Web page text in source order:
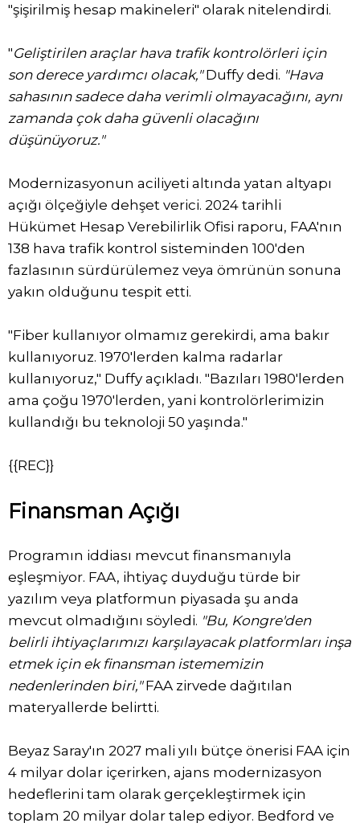
"şişirilmiş hesap makineleri" olarak nitelendirdi.
"Geliştirilen araçlar hava trafik kontrolörleri için
son derece yardımcı olacak,"Duffy dedi. "Hava
sahasının sadece daha verimli olmayacağını, aynı
zamanda çok daha güvenli olacağını
düşünüyoruz."
Modernizasyonun aciliyeti altında yatan altyapı
açığı ölçeğiyle dehşet verici. 2024 tarihli
Hükümet Hesap Verebilirlik Ofisi raporu, FAA'nın
138 hava trafik kontrol sisteminden 100'den
fazlasının sürdürülemez veya ömrünün sonuna
yakın olduğunu tespit etti.
"Fiber kullanıyor olmamız gerekirdi, ama bakır
kullanıyoruz. 1970'lerden kalma radarlar
kullanıyoruz," Duffy açıkladı. "Bazıları 1980'lerden
ama çoğu 1970'lerden, yani kontrolörlerimizin
kullandığı bu teknoloji 50 yaşında."
{{REC}}
Finansman Açığı
Programın iddiası mevcut finansmanıyla
eşleşmiyor. FAA, ihtiyaç duyduğu türde bir
yazılım veya platformun piyasada şu anda
mevcut olmadığını söyledi. "Bu, Kongre'den
belirli ihtiyaçlarımızı karşılayacak platformları inşa
etmek için ek finansman istememizin
nedenlerinden biri,"FAA zirvede dağıtılan
materyallerde belirtti.
Beyaz Saray'ın 2027 mali yılı bütçe önerisi FAA için
4 milyar dolar içerirken, ajans modernizasyon
hedeflerini tam olarak gerçekleştirmek için
toplam 20 milyar dolar talep ediyor. Bedford ve